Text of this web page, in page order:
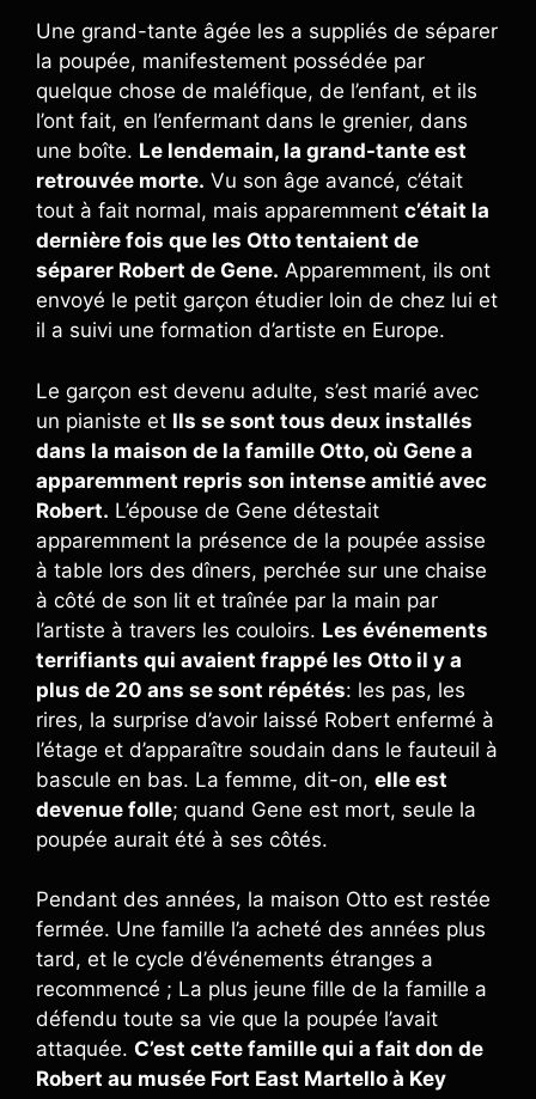
Une grand-tante âgée les a suppliés de séparer
la poupée, manifestement possédée par
quelque chose de maléfique, de l’enfant, et ils
l’ont fait, en l’enfermant dans le grenier, dans
une boîte. Le lendemain, la grand-tante est
retrouvée morte. Vu son âge avancé, c’était
tout à fait normal, mais apparemment c’était la
dernière fois que les Otto tentaient de
séparer Robert de Gene. Apparemment, ils ont
envoyé le petit garçon étudier loin de chez lui et
il a suivi une formation d’artiste en Europe.
Le garçon est devenu adulte, s’est marié avec
un pianiste et Ils se sont tous deux installés
dans la maison de la famille Otto, où Gene a
apparemment repris son intense amitié avec
Robert. L’épouse de Gene détestait
apparemment la présence de la poupée assise
à table lors des dîners, perchée sur une chaise
à côté de son lit et traînée par la main par
l’artiste à travers les couloirs. Les événements
terrifiants qui avaient frappé les Otto il y a
plus de 20 ans se sont répétés: les pas, les
rires, la surprise d’avoir laissé Robert enfermé à
l’étage et d’apparaître soudain dans le fauteuil à
bascule en bas. La femme, dit-on, elle est
devenue folle; quand Gene est mort, seule la
poupée aurait été à ses côtés.
Pendant des années, la maison Otto est restée
fermée. Une famille l’a acheté des années plus
tard, et le cycle d’événements étranges a
recommencé ; La plus jeune fille de la famille a
défendu toute sa vie que la poupée l’avait
attaquée. C’est cette famille qui a fait don de
Robert au musée Fort East Martello à Key